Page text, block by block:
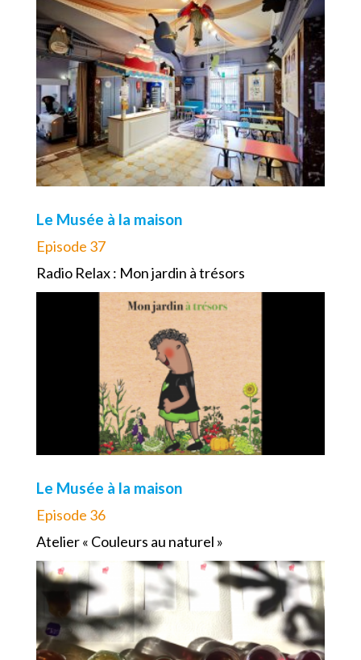
Le Musée à la maison
Episode 37
Radio Relax : Mon jardin à trésors
Le Musée à la maison
Episode 36
Atelier « Couleurs au naturel »